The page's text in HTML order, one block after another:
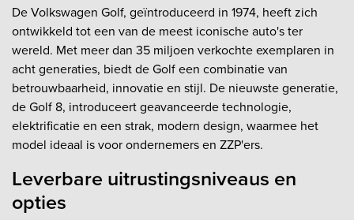
De Volkswagen Golf, geïntroduceerd in 1974, heeft zich
ontwikkeld tot een van de meest iconische auto's ter
wereld. Met meer dan 35 miljoen verkochte exemplaren in
acht generaties, biedt de Golf een combinatie van
betrouwbaarheid, innovatie en stijl. De nieuwste generatie,
de Golf 8, introduceert geavanceerde technologie,
elektrificatie en een strak, modern design, waarmee het
model ideaal is voor ondernemers en ZZP'ers.
Leverbare uitrustingsniveaus en
opties